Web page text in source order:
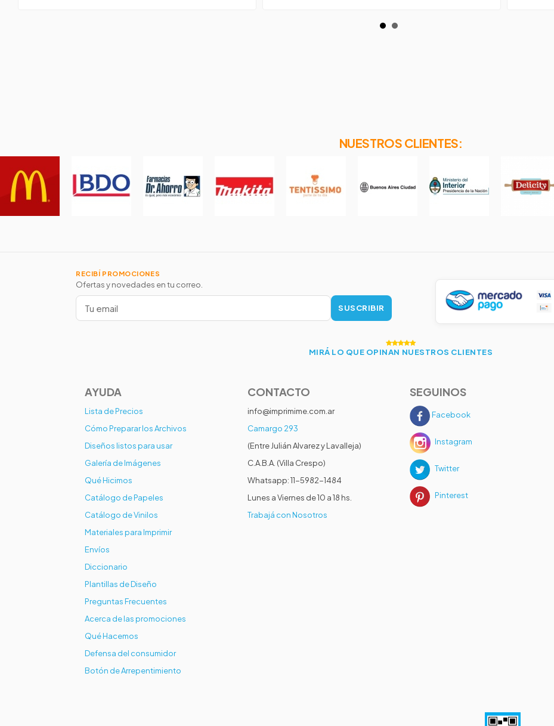
NUESTROS CLIENTES:
RECIBÍ PROMOCIONES
Ofertas y novedades en tu correo.
SUSCRIBIR
MIRÁ LO QUE OPINAN NUESTROS CLIENTES
AYUDA
Lista de Precios
Cómo Preparar los Archivos
Diseños listos para usar
Galería de Imágenes
Qué Hicimos
Catálogo de Papeles
Catálogo de Vinilos
Materiales para Imprimir
Envíos
Diccionario
Plantillas de Diseño
Preguntas Frecuentes
Acerca de las promociones
Qué Hacemos
Defensa del consumidor
Botón de Arrepentimiento
CONTACTO
info@imprimime.com.ar
Camargo 293
(Entre Julián Alvarez y Lavalleja)
C.A.B.A. (Villa Crespo)
Whatsapp: 11-5982-1484
Lunes a Viernes de 10 a 18 hs.
Trabajá con Nosotros
SEGUINOS
Facebook
Instagram
Twitter
Pinterest